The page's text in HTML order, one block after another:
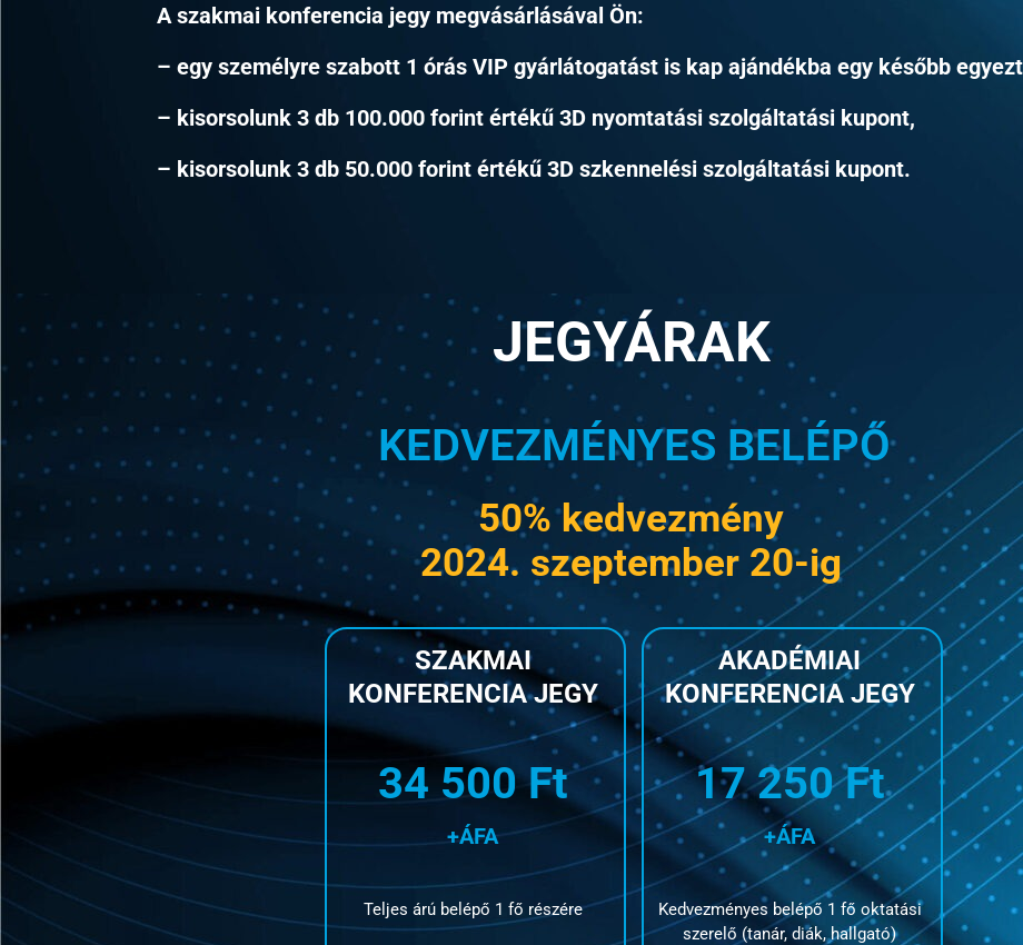
A szakmai konferencia jegy megvásárlásával Ön:
– egy személyre szabott 1 órás VIP gyárlátogatást is kap ajándékba egy később
– kisorsolunk 3 db 100.000 forint értékű 3D nyomtatási szolgáltatási kupont,
– kisorsolunk 3 db 50.000 forint értékű 3D szkennelési szolgáltatási kupont.
JEGYÁRAK
KEDVEZMÉNYES BELÉPŐ
50% kedvezmény
2024. szeptember 20-ig
SZAKMAI
KONFERENCIA JEGY
34 500 Ft
+ÁFA
Teljes árú belépő 1 fő részére
AKADÉMIAI
KONFERENCIA JEGY
17 250 Ft
+ÁFA
Kedvezményes belépő 1 fő oktatási
szerelő (tanár, diák, hallgató)